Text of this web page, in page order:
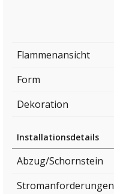
Flammenansicht
Form
Dekoration
Installationsdetails
Abzug/Schornstein
Stromanforderungen